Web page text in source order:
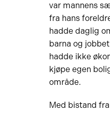
var mannens
fra hans
hadde daglig
barna og
hadde ikke
kjøpe egen
område.
Med bistand fra